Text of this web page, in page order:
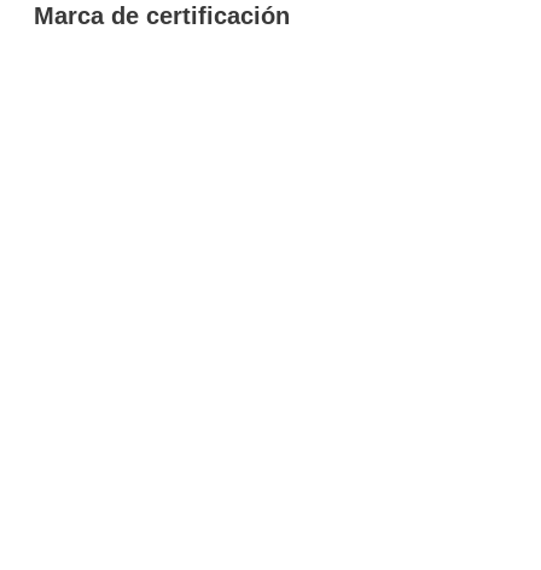
Marca de certificación